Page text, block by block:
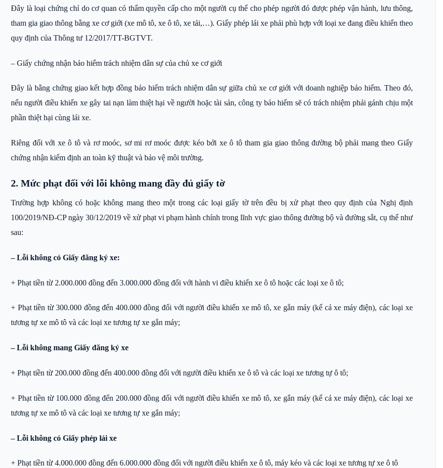
Đây là loại chứng chỉ do cơ quan có thẩm quyền cấp cho một người cụ thể cho phép người đó được phép vận hành, lưu thông,
tham gia giao thông bằng xe cơ giới (xe mô tô, xe ô tô, xe tải,…). Giấy phép lái xe phải phù hợp với loại xe đang điều khiển theo
quy định của Thông tư 12/2017/TT-BGTVT.
– Giấy chứng nhận bảo hiểm trách nhiệm dân sự của chủ xe cơ giới
Đây là bằng chứng giao kết hợp đồng bảo hiểm trách nhiệm dân sự giữa chủ xe cơ giới với doanh nghiệp bảo hiểm. Theo đó,
nếu người điều khiển xe gây tai nạn làm thiệt hại về người hoặc tài sản, công ty bảo hiểm sẽ có trách nhiệm phải gánh chịu một
phần thiệt hại cùng lái xe.
Riêng đối với xe ô tô và rơ moóc, sơ mi rơ moóc được kéo bởi xe ô tô tham gia giao thông đường bộ phải mang theo Giấy
chứng nhận kiểm định an toàn kỹ thuật và bảo vệ môi trường.
2. Mức phạt đối với lỗi không mang đầy đủ giấy tờ
Trường hợp không có hoặc không mang theo một trong các loại giấy tờ trên đều bị xử phạt theo quy định của Nghị định
100/2019/NĐ-CP ngày 30/12/2019 về xử phạt vi phạm hành chính trong lĩnh vực giao thông đường bộ và đường sắt, cụ thể như
sau:
– Lỗi không có Giấy đăng ký xe:
+ Phạt tiền từ 2.000.000 đồng đến 3.000.000 đồng đối với hành vi điều khiển xe ô tô hoặc các loại xe ô tô;
+ Phạt tiền từ 300.000 đồng đến 400.000 đồng đối với người điều khiển xe mô tô, xe gắn máy (kể cả xe máy điện), các loại xe
tương tự xe mô tô và các loại xe tương tự xe gắn máy;
– Lỗi không mang Giấy đăng ký xe
+ Phạt tiền từ 200.000 đồng đến 400.000 đồng đối với người điều khiển xe ô tô và các loại xe tương tự ô tô;
+ Phạt tiền từ 100.000 đồng đến 200.000 đồng đối với người điều khiển xe mô tô, xe gắn máy (kể cả xe máy điện), các loại xe
tương tự xe mô tô và các loại xe tương tự xe gắn máy;
– Lỗi không có Giấy phép lái xe
+ Phạt tiền từ 4.000.000 đồng đến 6.000.000 đồng đối với người điều khiển xe ô tô, máy kéo và các loại xe tương tự xe ô tô